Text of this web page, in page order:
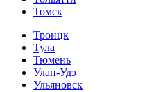
Томск
Троицк
Тула
Тюмень
Улан-Удэ
Ульяновск